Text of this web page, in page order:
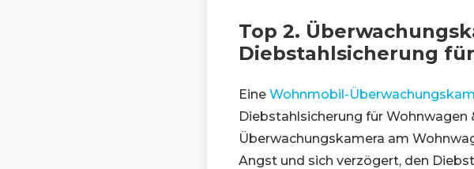
Top 2.
Diebstahlsicherung
Eine Wohnmobil-
Diebstahlsicherung für Wohnwagen
Überwachungskamera am
Angst und sich verzögert, den